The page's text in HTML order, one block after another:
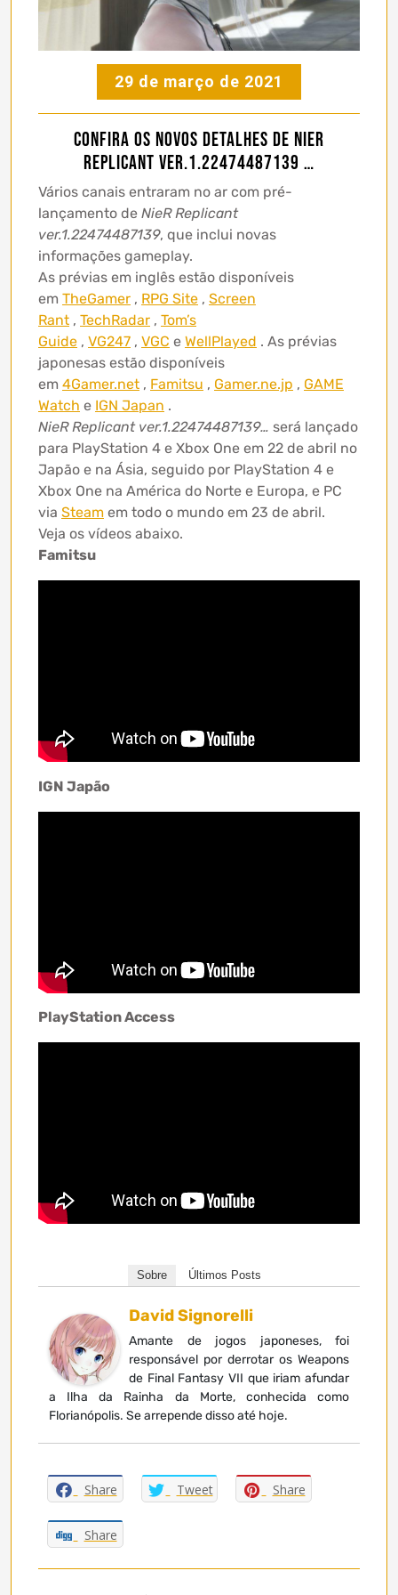
29 de março de 2021
Confira os novos detalhes de NieR
Replicant ver.1.22474487139 …
Vários canais entraram no ar com pré-
lançamento de NieR Replicant
ver.1.22474487139, que inclui novas
informações gameplay.
As prévias em inglês estão disponíveis
em TheGamer , RPG Site , Screen
Rant , TechRadar , Tom’s
Guide , VG247 , VGC e WellPlayed . As prévias
japonesas estão disponíveis
em 4Gamer.net , Famitsu , Gamer.ne.jp , GAME
Watch e IGN Japan .
NieR Replicant ver.1.22474487139… será lançado
para PlayStation 4 e Xbox One em 22 de abril no
Japão e na Ásia, seguido por PlayStation 4 e
Xbox One na América do Norte e Europa, e PC
via Steam em todo o mundo em 23 de abril.
Veja os vídeos abaixo.
Famitsu
IGN Japão
PlayStation Access
Sobre Últimos Posts
David Signorelli
Amante de jogos japoneses, foi
responsável por derrotar os Weapons
de Final Fantasy VII que iriam afundar
a Ilha da Rainha da Morte, conhecida como
Florianópolis. Se arrepende disso até hoje.
Share Tweet Share
Share